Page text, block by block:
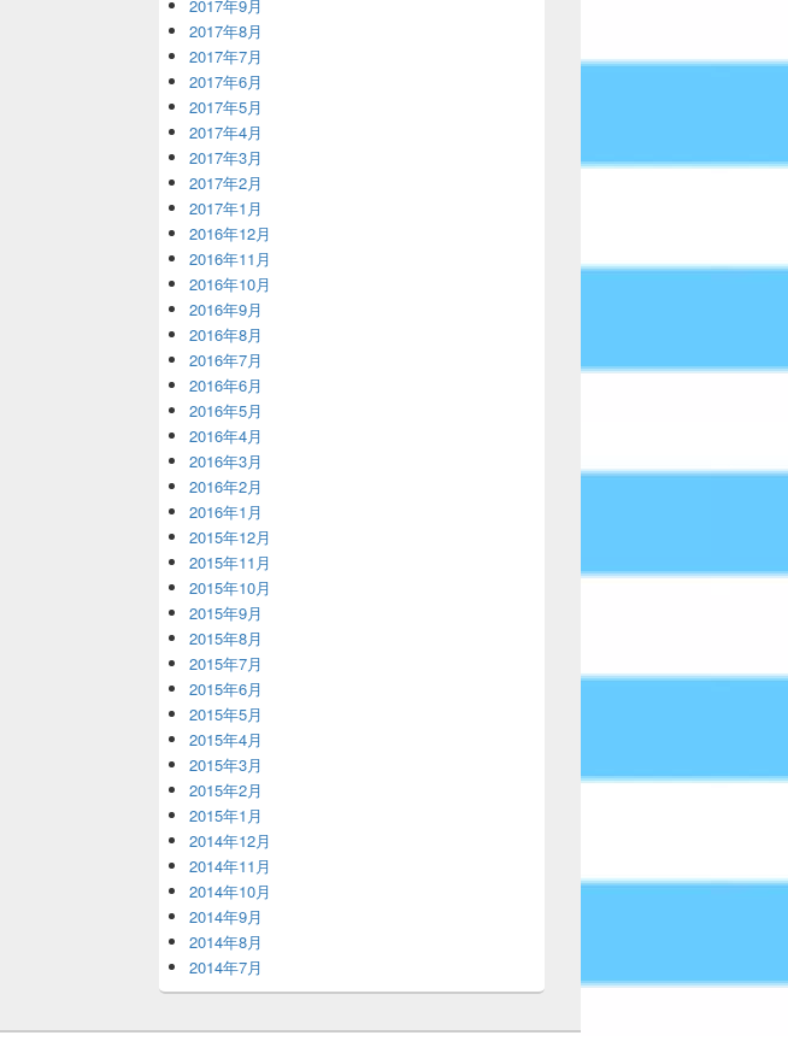
2017年9月
2017年8月
2017年7月
2017年6月
2017年5月
2017年4月
2017年3月
2017年2月
2017年1月
2016年12月
2016年11月
2016年10月
2016年9月
2016年8月
2016年7月
2016年6月
2016年5月
2016年4月
2016年3月
2016年2月
2016年1月
2015年12月
2015年11月
2015年10月
2015年9月
2015年8月
2015年7月
2015年6月
2015年5月
2015年4月
2015年3月
2015年2月
2015年1月
2014年12月
2014年11月
2014年10月
2014年9月
2014年8月
2014年7月